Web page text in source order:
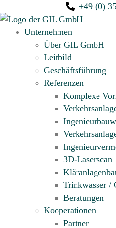
+49 (0)
Unternehmen
Über GIL GmbH
Leitbild
Geschäftsführung
Referenzen
Komplexe
3D-Laserscan
Trinkwasser /
Beratungen
Kooperationen
Partner